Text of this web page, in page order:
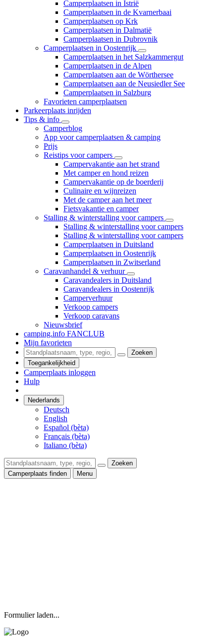
Camperplaatsen in Istrië
Camperplaatsen in de Kvarnerbaai
Camperplaatsen op Krk
Camperplaatsen in Dalmatië
Camperplaatsen in Dubrovnik
Camperplaatsen in Oostenrijk
Camperplaatsen in het Salzkammergut
Camperplaatsen in de Alpen
Camperplaatsen aan de Wörthersee
Camperplaatsen aan de Neusiedler See
Camperplaatsen in Salzburg
Favorieten camperplaatsen
Parkeerplaats inrijden
Tips & info
Camperblog
App voor camperplaatsen & camping
Prijs
Reistips voor campers
Campervakantie aan het strand
Met camper en hond reizen
Campervakantie op de boerderij
Culinaire en wijnreizen
Met de camper aan het meer
Fietsvakantie en camper
Stalling & winterstalling voor campers
Stalling & winterstalling voor campers
Stalling & winterstalling voor campers
Camperplaatsen in Duitsland
Camperplaatsen in Oostenrijk
Camperplaatsen in Zwitserland
Caravanhandel & verhuur
Caravandealers in Duitsland
Caravandealers in Oostenrijk
Camperverhuur
Verkoop campers
Verkoop caravans
Nieuwsbrief
camping.info FANCLUB
Mijn favorieten
Zoeken
Toegankelijkheid
Camperplaats inloggen
Hulp
Nederlands
Deutsch
English
Español (bèta)
Français (bèta)
Italiano (bèta)
Zoeken
Camperplaats finden
Menu
Formulier laden...